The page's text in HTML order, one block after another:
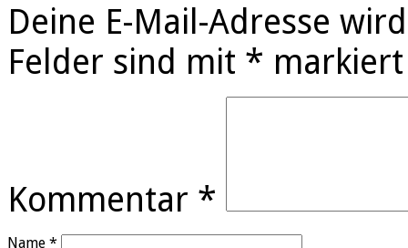
Deine E-Mail-Adresse
Felder sind mit * markiert
Kommentar *
Name *